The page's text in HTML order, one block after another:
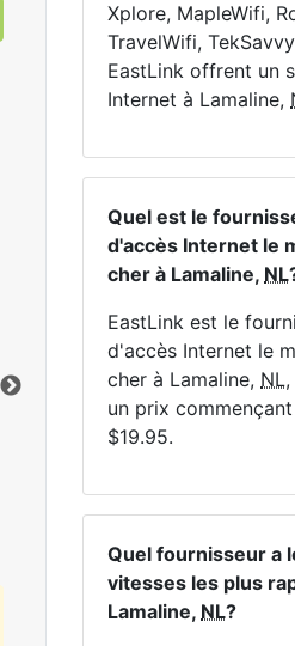
Cliquez ici pour afficher
Xplore, MapleWifi,
TravelWifi,
EastLink offrent un
Internet à Lamaline,
Quel est le
d'accès Internet le
cher à Lamaline, NL
EastLink est le
d'accès Internet le
cher à Lamaline, NL
un prix
$19.95.
Quel fournisseur a
vitesses les plus
Lamaline, NL?